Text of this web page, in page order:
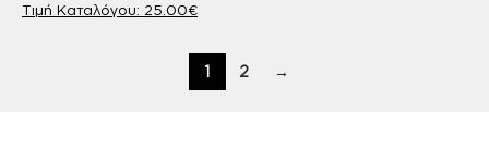
25.00€
1 2 →